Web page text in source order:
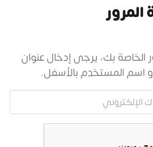
الخاصة بك، يرجى إدخال عنوان
اسم المستخدم بالأسفل.